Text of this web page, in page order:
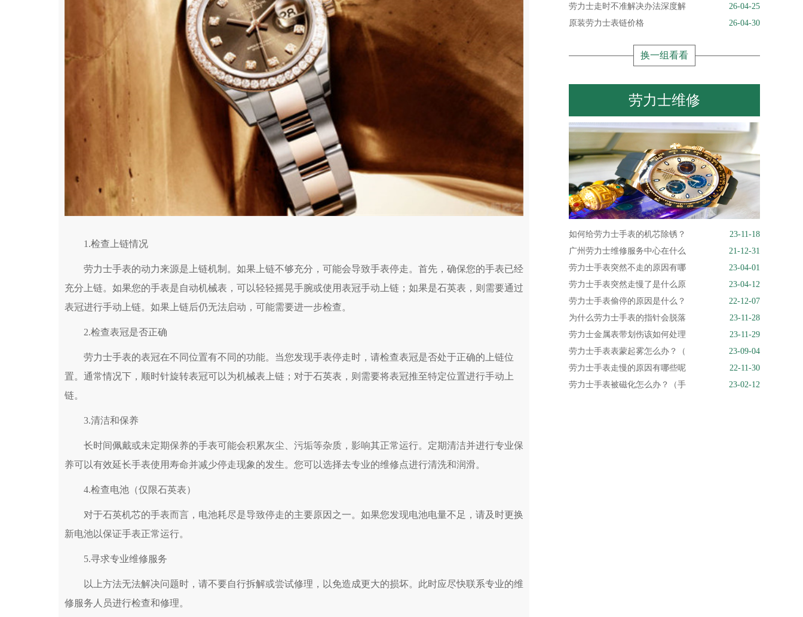
1.检查上链情况
劳力士手表的动力来源是上链机制。如果上链不够充分，可能会导致手表停走。首先，确保您的手表已经
充分上链。如果您的手表是自动机械表，可以轻轻摇晃手腕或使用表冠手动上链；如果是石英表，则需要通过
表冠进行手动上链。如果上链后仍无法启动，可能需要进一步检查。
2.检查表冠是否正确
劳力士手表的表冠在不同位置有不同的功能。当您发现手表停走时，请检查表冠是否处于正确的上链位
置。通常情况下，顺时针旋转表冠可以为机械表上链；对于石英表，则需要将表冠推至特定位置进行手动上
链。
3.清洁和保养
长时间佩戴或未定期保养的手表可能会积累灰尘、污垢等杂质，影响其正常运行。定期清洁并进行专业保
养可以有效延长手表使用寿命并减少停走现象的发生。您可以选择去专业的维修点进行清洗和润滑。
4.检查电池（仅限石英表）
对于石英机芯的手表而言，电池耗尽是导致停走的主要原因之一。如果您发现电池电量不足，请及时更换
新电池以保证手表正常运行。
5.寻求专业维修服务
以上方法无法解决问题时，请不要自行拆解或尝试修理，以免造成更大的损坏。此时应尽快联系专业的维
修服务人员进行检查和修理。
劳力士走时不准解决办法深度解
26-04-25
原装劳力士表链价格
26-04-30
换一组看看
劳力士维修
如何给劳力士手表的机芯除锈？
23-11-18
广州劳力士维修服务中心在什么
21-12-31
劳力士手表突然不走的原因有哪
23-04-01
劳力士手表突然走慢了是什么原
23-04-12
劳力士手表偷停的原因是什么？
22-12-07
为什么劳力士手表的指针会脱落
23-11-28
劳力士金属表带划伤该如何处理
23-11-29
劳力士手表表蒙起雾怎么办？（
23-09-04
劳力士手表走慢的原因有哪些呢
22-11-30
劳力士手表被磁化怎么办？（手
23-02-12